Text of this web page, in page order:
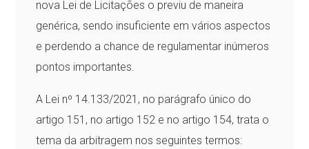
nova Lei de Licitações o previu de maneira
genérica, sendo insuficiente em vários aspectos
e perdendo a chance de regulamentar inúmeros
pontos importantes.
A Lei nº 14.133/2021, no parágrafo único do
artigo 151, no artigo 152 e no artigo 154, trata o
tema da arbitragem nos seguintes termos: